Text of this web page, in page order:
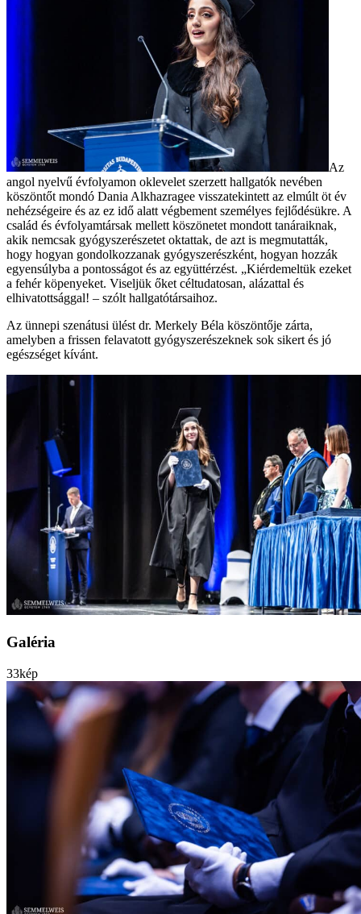
Az
angol nyelvű évfolyamon oklevelet szerzett hallgatók nevében
köszöntőt mondó Dania Alkhazragee visszatekintett az elmúlt öt év
nehézségeire és az ez idő alatt végbement személyes fejlődésükre. A
család és évfolyamtársak mellett köszönetet mondott tanáraiknak,
akik nemcsak gyógyszerészetet oktattak, de azt is megmutatták,
hogy hogyan gondolkozzanak gyógyszerészként, hogyan hozzák
egyensúlyba a pontosságot és az együttérzést. „Kiérdemeltük ezeket
a fehér köpenyeket. Viseljük őket céltudatosan, alázattal és
elhivatottsággal! – szólt hallgatótársaihoz.
Az ünnepi szenátusi ülést dr. Merkely Béla köszöntője zárta,
amelyben a frissen felavatott gyógyszerészeknek sok sikert és jó
egészséget kívánt.
Galéria
33kép